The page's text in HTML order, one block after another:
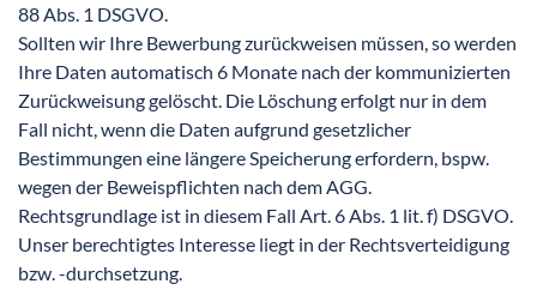
88 Abs. 1 DSGVO.
Sollten wir Ihre Bewerbung zurückweisen müssen, so werden
Ihre Daten automatisch 6 Monate nach der kommunizierten
Zurückweisung gelöscht. Die Löschung erfolgt nur in dem
Fall nicht, wenn die Daten aufgrund gesetzlicher
Bestimmungen eine längere Speicherung erfordern, bspw.
wegen der Beweispflichten nach dem AGG.
Rechtsgrundlage ist in diesem Fall Art. 6 Abs. 1 lit. f) DSGVO.
Unser berechtigtes Interesse liegt in der Rechtsverteidigung
bzw. -durchsetzung.